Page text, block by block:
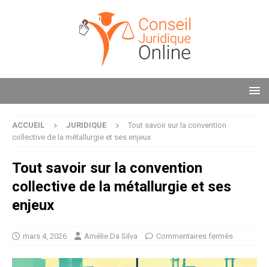
ACCUEIL JURIDIQUE
Tout savoir sur la convention
collective de la métallurgie et ses enjeux
Tout savoir sur la convention
collective de la métallurgie et ses
enjeux
mars 4, 2026 Amélie Da Silva Commentaires fermés